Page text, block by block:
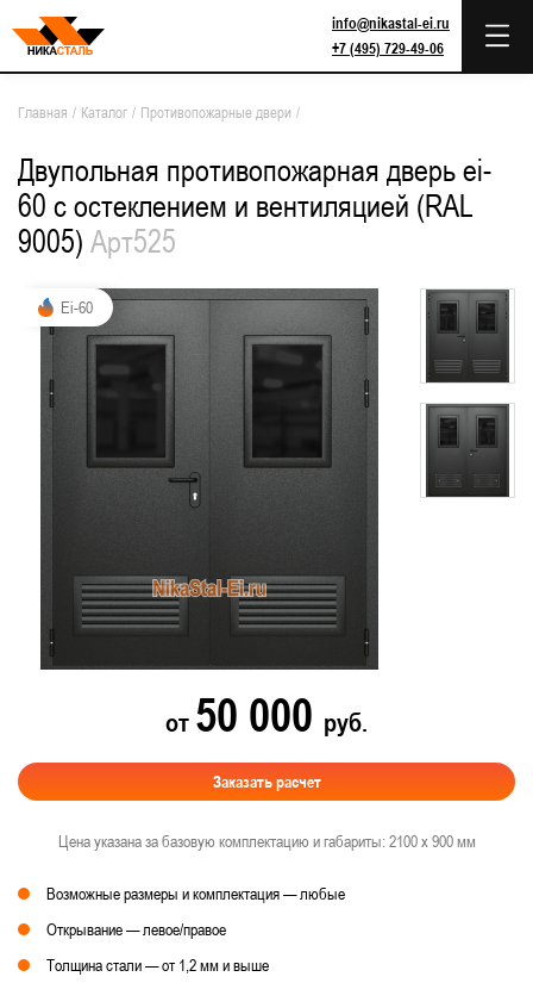
info@nikastal-ei.ru
+7 (495) 729-49-06
Главная / Каталог / Противопожарные двери /
Двупольная противопожарная дверь ei-
60 с остеклением и вентиляцией (RAL
9005) Арт525
Ei-60
от 50 000 руб.
Заказать расчет
Цена указана за базовую комплектацию и габариты: 2100 х 900 мм
Возможные размеры и комплектация — любые
Открывание — левое/правое
Толщина стали — от 1,2 мм и выше